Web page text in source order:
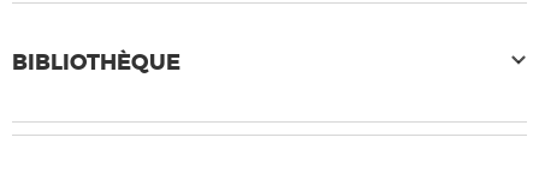
BIBLIOTHÈQUE